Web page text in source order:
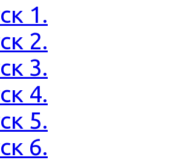
1.
2.
3.
4.
5.
6.